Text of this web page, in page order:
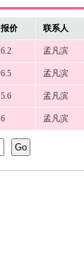
报价 联系人
6.2 孟凡滨
6.5 孟凡滨
5.6 孟凡滨
6 孟凡滨